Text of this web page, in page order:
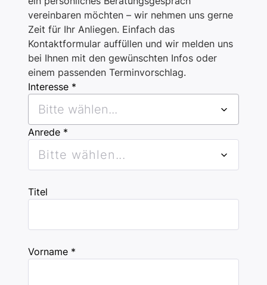
vereinbaren möchten – wir nehmen uns gerne
Zeit für Ihr Anliegen. Einfach das
Kontaktformular auffüllen und wir melden uns
bei Ihnen mit den gewünschten Infos oder
einem passenden Terminvorschlag.
Interesse *
Bitte wählen...
Anrede *
Bitte wählen...
Titel
Vorname *